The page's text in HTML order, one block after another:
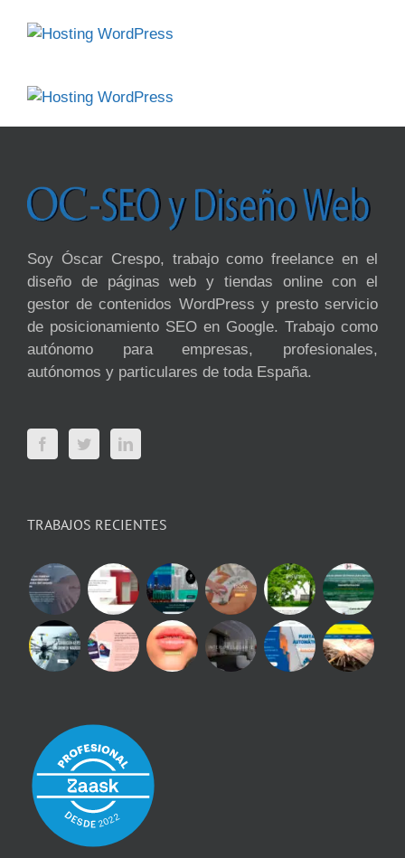
Soy Óscar Crespo, trabajo como freelance en el
diseño de páginas web y tiendas online con el
gestor de contenidos WordPress y presto servicio
de posicionamiento SEO en Google. Trabajo como
autónomo para empresas, profesionales,
autónomos y particulares de toda España.
TRABAJOS RECIENTES